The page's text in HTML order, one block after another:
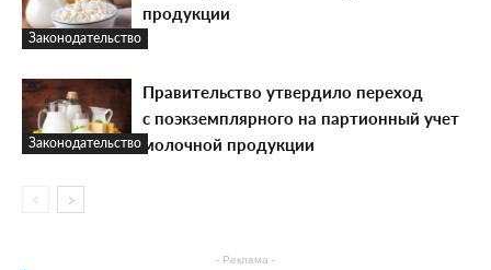
Законодательство
продукции
Законодательство
Правительство утвердило переход
с поэкземплярного на партионный учет
молочной продукции
- Реклама -